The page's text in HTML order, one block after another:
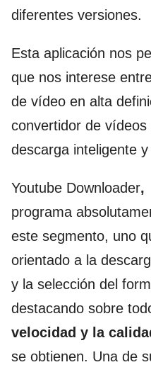
diferentes versiones.
Esta aplicación nos
que nos interese
de vídeo en alta
convertidor de
descarga inteligente
Youtube Downloader,
programa
este segmento, uno
orientado a la
y la selección del
destacando sobre
velocidad y la
se obtienen. Una de